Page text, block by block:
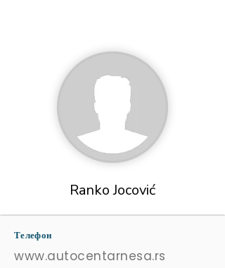
Ranko Jocović
Телефон
www.autocentarnesa.rs